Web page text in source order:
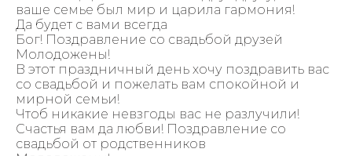
ваше семье был мир и царила гармония!
Да будет с вами всегда
Бог! Поздравление со свадьбой друзей
Молодожены!
В этот праздничный день хочу поздравить вас
со свадьбой и пожелать вам спокойной и
мирной семьи!
Чтоб никакие невзгоды вас не разлучили!
Счастья вам да любви! Поздравление со
свадьбой от родственников